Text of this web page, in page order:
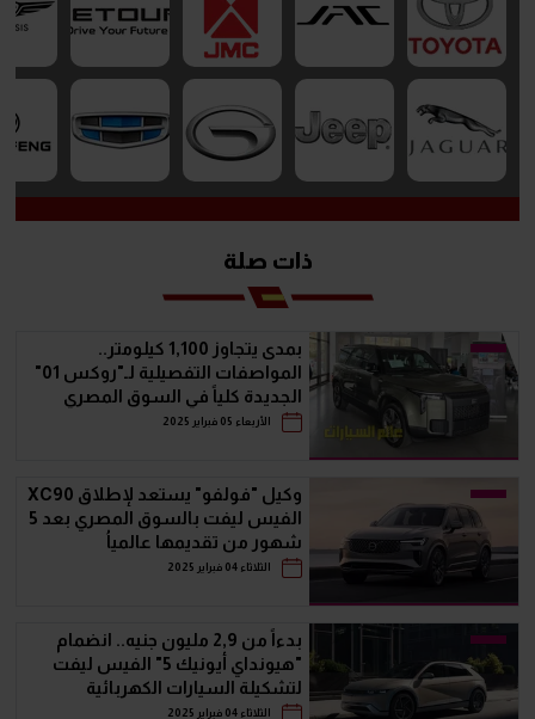
ذات صلة
بمدى يتجاوز 1,100 كيلومتر..
المواصفات التفصيلية لـ"روكس 01"
الجديدة كلياً في السوق المصري
الأربعاء 05 فبراير 2025
وكيل "فولفو" يستعد لإطلاق XC90
الفيس ليفت بالسوق المصري بعد 5
شهور من تقديمها عالمياُ
الثلاثاء 04 فبراير 2025
بدءاً من 2,9 مليون جنيه.. انضمام
"هيونداي أيونيك 5" الفيس ليفت
لتشكيلة السيارات الكهربائية
بالسوق المصري
الثلاثاء 04 فبراير 2025